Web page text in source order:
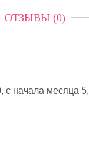
ОТЗЫВЫ (0)
с начала месяца 5,